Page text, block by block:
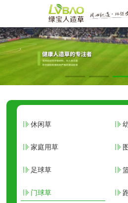
休闲草
家庭用草
足球草
门球草